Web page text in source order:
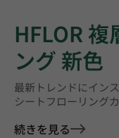
HFLOR
ング 新色
最新トレンドにイン
シートフローリング
続きを見る